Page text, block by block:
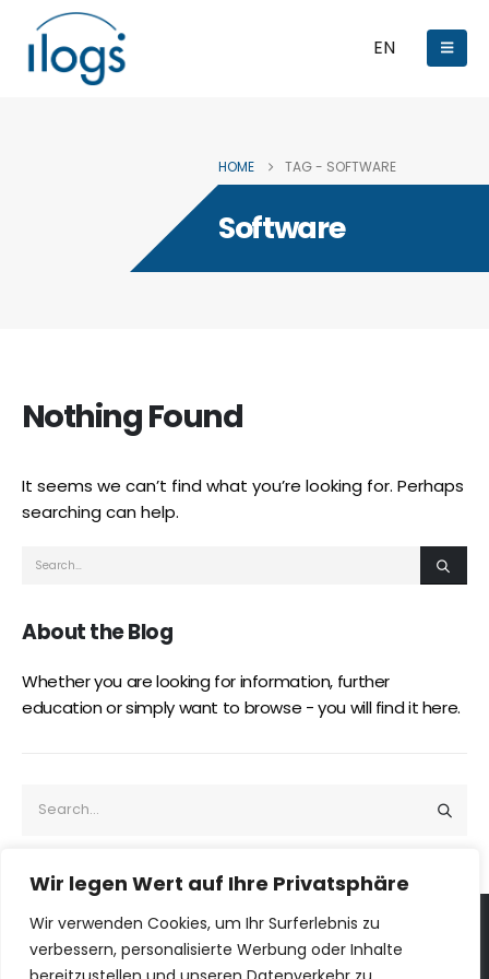
Wir legen Wert auf Ihre Privatsphäre
Wir verwenden Cookies, um Ihr Surferlebnis zu
verbessern, personalisierte Werbung oder Inhalte
EN
HOME TAG - SOFTWARE
Software
Nothing Found
It seems we can’t find what you’re looking for. Perhaps
searching can help.
About the Blog
Whether you are looking for information, further
education or simply want to browse - you will find it here.
ILOGS © 2026. Alle Rechte vorbehalten